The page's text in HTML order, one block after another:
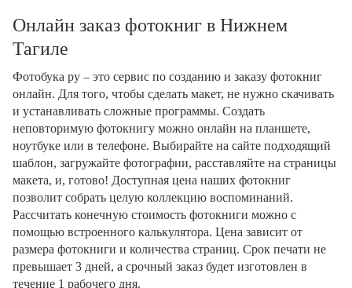
Онлайн заказ фотокниг в Нижнем
Тагиле
Фотобука ру – это сервис по созданию и заказу фотокниг
онлайн. Для того, чтобы сделать макет, не нужно скачивать
и устанавливать сложные программы. Создать
неповторимую фотокнигу можно онлайн на планшете,
ноутбуке или в телефоне. Выбирайте на сайте подходящий
шаблон, загружайте фотографии, расставляйте на страницы
макета, и, готово! Доступная цена наших фотокниг
позволит собрать целую коллекцию воспоминаний.
Рассчитать конечную стоимость фотокниги можно с
помощью встроенного калькулятора. Цена зависит от
размера фотокниги и количества страниц. Срок печати не
превышает 3 дней, а срочный заказ будет изготовлен в
течение 1 рабочего дня.